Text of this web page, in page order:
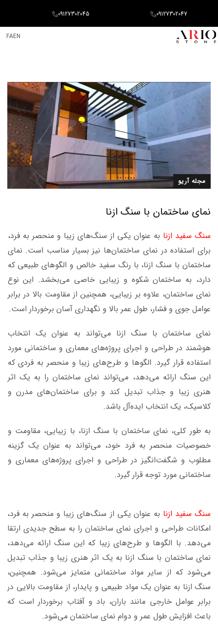
09127302047
09127302045
EN
FA
مجله آریو
نمای ساختمان با سنگ ازنا
سنگ سفید ازنا به عنوان یکی از سنگ‌های زیبا و منحصر به فرد،
برای استفاده در نمای ساختمان‌ها نیز بسیار مناسب است. نمای
ساختمان با سنگ ازنا، با رنگ سفید خالص و الگوهای طبیعی که
دارد، به ساختمان شکوه و زیبایی خاصی می‌بخشد. این نوع
نمای ساختمان، علاوه بر زیبایی، همچنین از مقاومت بالا در برابر
عوامل جوی و فشار، طول عمر بالا و نگهداری آسان برخوردار است.
نمای ساختمان با سنگ ازنا می‌تواند به عنوان یک انتخاب
هوشمند در طراحی و اجرای پروژه‌های معماری و ساختمانی مورد
استفاده قرار گیرد. الگوها و طرح‌های زیبا و منحصر به فردی که
این سنگ ارائه می‌دهد، می‌تواند نمای ساختمان را به یک اثر
هنری زیبا و جذاب تبدیل کند و برای ساختمان‌های مدرن و
کلاسیک، یک انتخاب ایده‌آل باشد.
به طور کلی، نمای ساختمان با سنگ ازنا، با زیبایی، مقاومت و
خصوصیات منحصر به فرد خود، می‌تواند به عنوان یک گزینه
مطلوب و شگفت‌انگیز در طراحی و اجرای پروژه‌های معماری و
ساختمانی مورد توجه قرار گیرد.
سنگ سفید ازنا به عنوان یکی از سنگ‌های زیبا و منحصر به فرد،
امکانات طراحی و اجرای نمای ساختمان را به سطح جدیدی ارتقا
می‌دهد. با الگوها و طرح‌های زیبا که این سنگ ارائه می‌دهد،
نمای ساختمان با سنگ ازنا به یک اثر هنری زیبا و جذاب تبدیل
می‌شود که از سایر مواد ساختمانی متمایز می‌شود. همچنین،
سنگ ازنا به عنوان یک مواد طبیعی و پایدار، از مقاومت بالایی در
برابر عوامل خارجی مانند باران، باد و آفتاب برخوردار است که
باعث افزایش طول عمر و دوام نمای ساختمان می‌شود.